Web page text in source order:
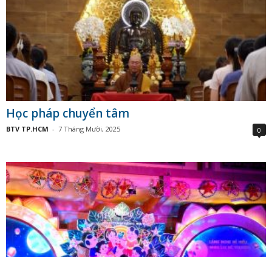
Học pháp chuyển tâm
BTV TP.HCM - 7 Tháng Mười, 2025 0